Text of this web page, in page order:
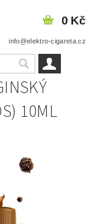
info@elektro-cigareta.cz
0 Kč
10ML